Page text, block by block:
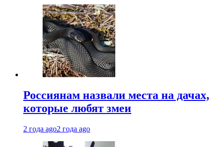
Россиянам назвали места на дачах,
которые любят змеи
2 года ago2 года ago